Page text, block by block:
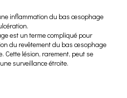
inflammation du bas œsophage
est un terme compliqué pour
du revêtement du bas œsophage
Cette lésion, rarement, peut se
surveillance étroite.